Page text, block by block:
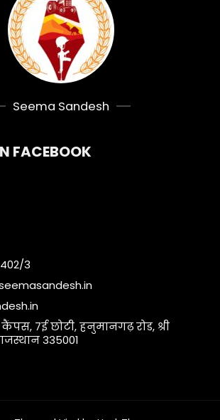
Seema Sandesh
FACEBOOK
3
7ई छोटी, हनुमानगढ़ रोड, श्री
335001